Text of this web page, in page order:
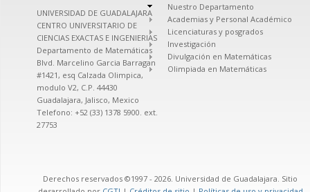
UNIVERSIDAD DE GUADALAJARA
CENTRO UNIVERSITARIO DE
CIENCIAS EXACTAS E INGENIERIAS
Departamento de Matemáticas
Blvd. Marcelino Garcia Barragan
#1421, esq Calzada Olimpica,
modulo V2, C.P. 44430
Guadalajara, Jalisco, Mexico
Telefono: +52 (33) 1378 5900. ext.
27753
Nuestro Departamento
Academias y Personal Académico
Licenciaturas y posgrados
Investigación
Divulgación en Matemáticas
Olimpiada en Matemáticas
Derechos reservados ©1997 - 2026. Universidad de Guadalajara. Sitio